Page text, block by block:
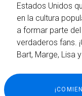
Estados Unidos
en la cultura
a formar parte
verdaderos fans.
Bart, Marge, Lisa